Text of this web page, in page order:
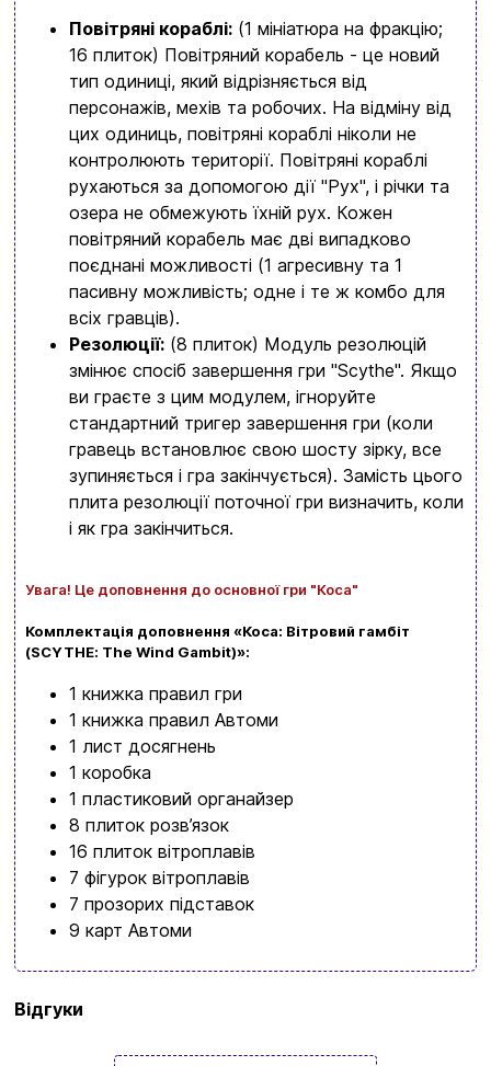
Повітряні кораблі:(1 мініатюра на фракцію;
16 плиток) Повітряний корабель - це новий
тип одиниці, який відрізняється від
персонажів, мехів та робочих. На відміну від
цих одиниць, повітряні кораблі ніколи не
контролюють території. Повітряні кораблі
рухаються за допомогою дії "Рух", і річки та
озера не обмежують їхній рух. Кожен
повітряний корабель має дві випадково
поєднані можливості (1 агресивну та 1
пасивну можливість; одне і те ж комбо для
всіх гравців).
Резолюції:(8 плиток) Модуль резолюцій
змінює спосіб завершення гри "Scythe". Якщо
ви граєте з цим модулем, ігноруйте
стандартний тригер завершення гри (коли
гравець встановлює свою шосту зірку, все
зупиняється і гра закінчується). Замість цього
плита резолюції поточної гри визначить, коли
і як гра закінчиться.
Увага! Це доповнення до основної гри "Коса"
Комплектація доповнення «Коса: Вітровий гамбіт
(SCYTHE: The Wind Gambit)»:
1 книжка правил гри
1 книжка правил Автоми
1 лист досягнень
1 коробка
1 пластиковий органайзер
8 плиток розв’язок
16 плиток вітроплавів
7 фігурок вітроплавів
7 прозорих підставок
9 карт Автоми
Відгуки
Політика конфіденційності
Контакти
+380996393746
+380634324164
Замовити дзвінок
kubix.boardgames@gmail.com
Мова сайту:
UA ㅤRU
Ваш кошик зараз порожній
Перегляньте асортимент нашого магазину і ви
обовʼязково знайдете щось цікавеньке